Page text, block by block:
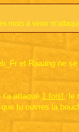
mois à venir
et Raaang ne
t'a attaqué 1 fois! ,
tu ouvres la